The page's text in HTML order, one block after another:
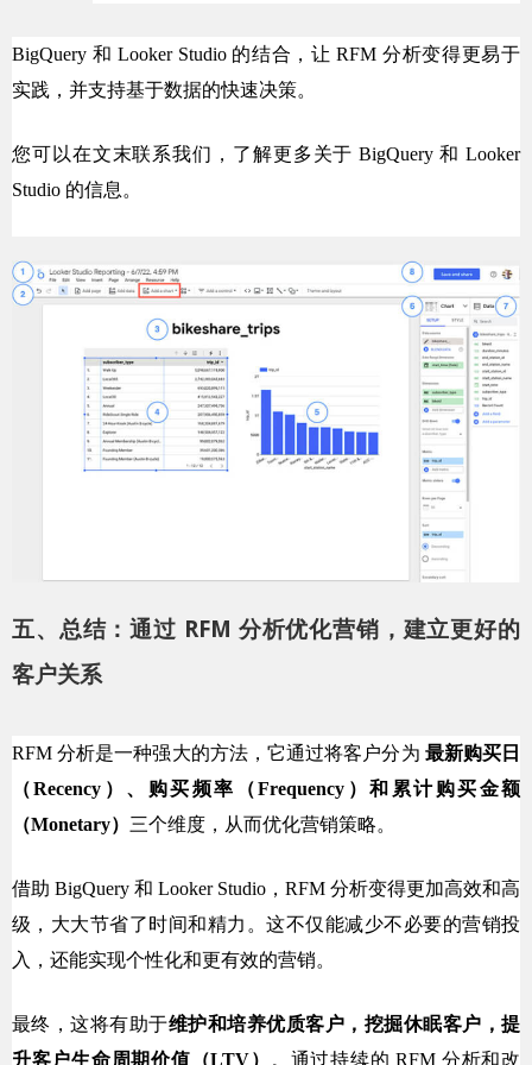
BigQuery 和 Looker Studio 的结合，让 RFM 分析变得更易于
实践，并支持基于数据的快速决策。
您可以在文末联系我们，了解更多关于 BigQuery 和 Looker
Studio 的信息。
五、总结：通过 RFM 分析优化营销，建立更好的
客户关系
RFM 分析是一种强大的方法，它通过将客户分为 最新购买日
（Recency）、购买频率（Frequency）和累计购买金额
（Monetary） 三个维度，从而优化营销策略。
借助 BigQuery 和 Looker Studio，RFM 分析变得更加高效和高
级，大大节省了时间和精力。这不仅能减少不必要的营销投
入，还能实现个性化和更有效的营销。
最终，这将有助于维护和培养优质客户，挖掘休眠客户，提
升客户生命周期价值（LTV）
。通过持续的 RFM 分析和改